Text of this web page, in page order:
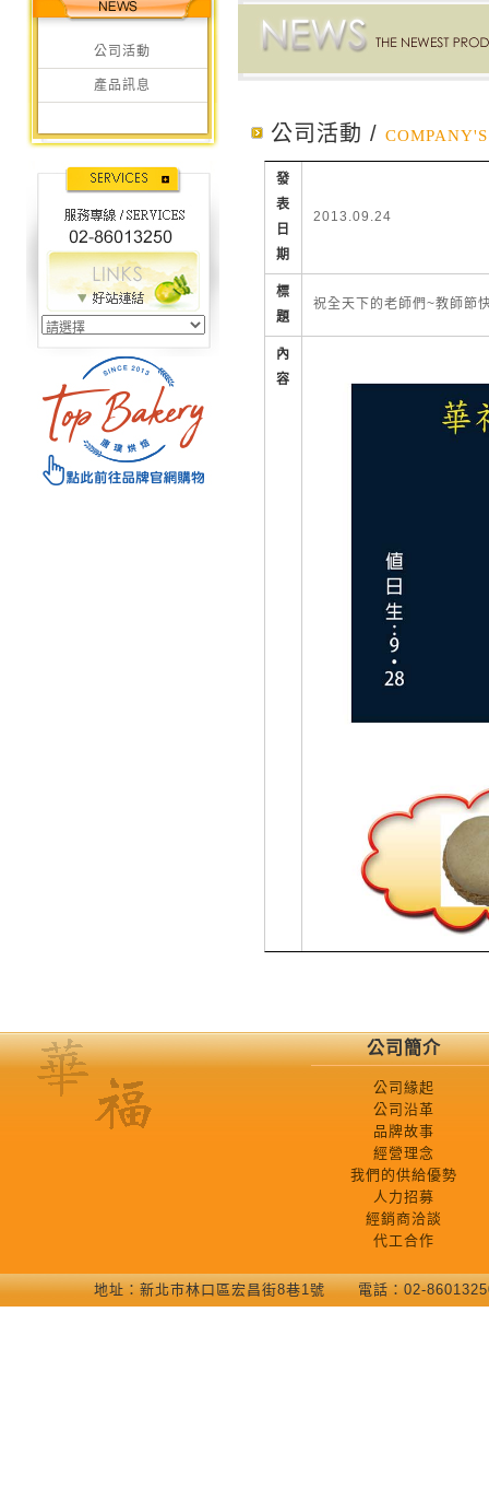
公司活動
產品訊息
公司活動 /
發
表
日
期
2013.09.24
標
題
祝全天下的老師們~教師節
內
容
公司簡介
公司緣起
公司沿革
品牌故事
經營理念
我們的供給優勢
人力招募
經銷商洽談
代工合作
地址：新北巿林口區宏昌街8巷1號 電話：02-